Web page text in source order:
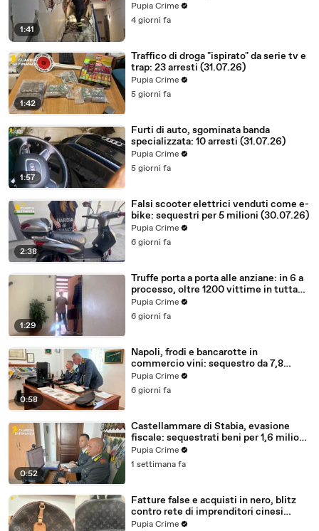
1:41
certezze sul futuro (01.08.26)
Pupia Crime
4 giorni fa
1:42
Traffico di droga "ispirato" da serie tv e
trap: 23 arresti (31.07.26)
Pupia Crime
5 giorni fa
1:57
Furti di auto, sgominata banda
specializzata: 10 arresti (31.07.26)
Pupia Crime
5 giorni fa
2:38
Falsi scooter elettrici venduti come e-
bike: sequestri per 5 milioni (30.07.26)
Pupia Crime
6 giorni fa
1:29
Truffe porta a porta alle anziane: in 6 a
processo, oltre 1200 vittime in tutta
Italia (30.07.26)
Pupia Crime
6 giorni fa
0:58
Napoli, frodi e bancarotte in
commercio vini: sequestro da 7,8
milioni (30.07.26)
Pupia Crime
6 giorni fa
0:52
Castellammare di Stabia, evasione
fiscale: sequestrati beni per 1,6 milioni
ad un consorzio navale (29.07.26)
Pupia Crime
1 settimana fa
Fatture false e acquisti in nero, blitz
contro rete di imprenditori cinesi
sequestri per 8,5 milioni (29.07.26)
Pupia Crime